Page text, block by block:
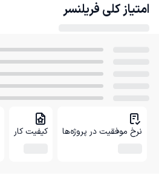
امتیاز کلی فریلنسر
نرخ موفقیت در پروژه‌ها کیفیت کار